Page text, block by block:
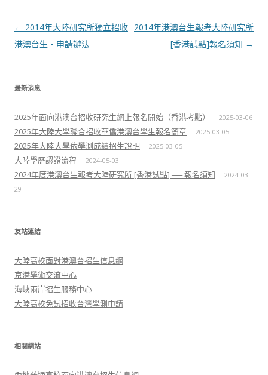
文章導航列
← 2014年大陸研究所獨立招收
港澳台生‧申請辦法
2014年港澳台生報考大陸研究所
[香港試點]報名須知 →
最新消息
2025年面向港澳台招收研究生網上報名開始（香港考點） 2025-03-06
2025年大陸大學聯合招收華僑港澳台學生報名簡章 2025-03-05
2025年大陸大學依學測成績招生說明 2025-03-05
大陸學歷認證流程 2024-05-03
2024年度港澳台生報考大陸研究所 [香港試點] ── 報名須知
2024-03-
29
友站連結
大陸高校面對港澳台招生信息網
京港學術交流中心
海峽兩岸招生服務中心
大陸高校免試招收台灣學測申請
相關網站